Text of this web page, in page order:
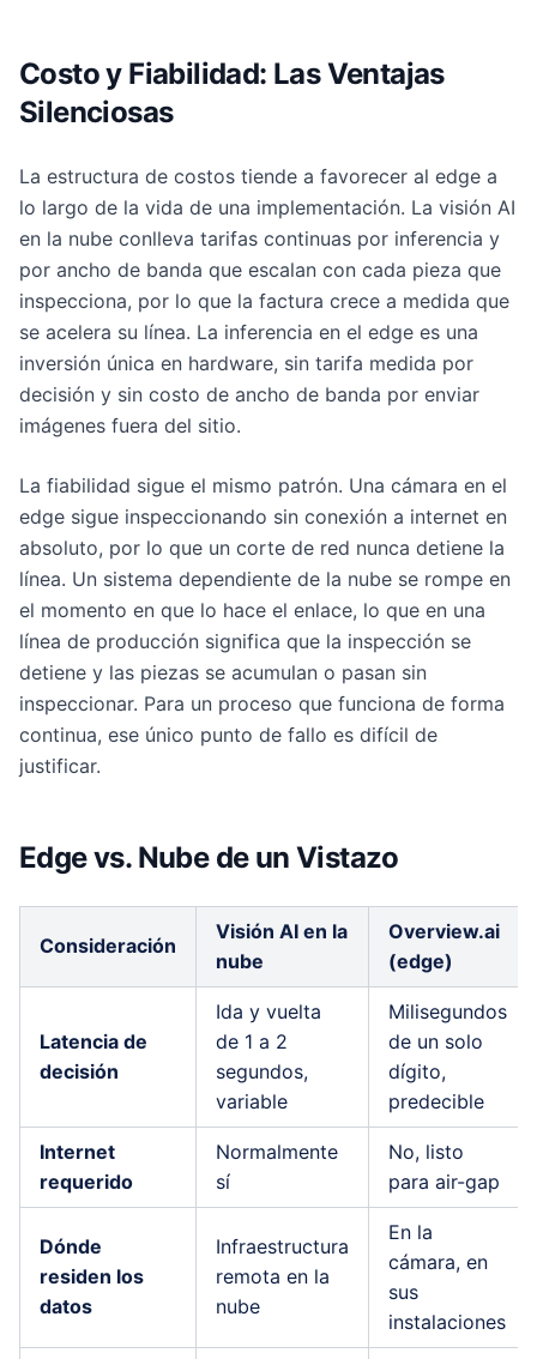
Costo y Fiabilidad: Las Ventajas
Silenciosas
La estructura de costos tiende a favorecer al edge a
lo largo de la vida de una implementación. La visión AI
en la nube conlleva tarifas continuas por inferencia y
por ancho de banda que escalan con cada pieza que
inspecciona, por lo que la factura crece a medida que
se acelera su línea. La inferencia en el edge es una
inversión única en hardware, sin tarifa medida por
decisión y sin costo de ancho de banda por enviar
imágenes fuera del sitio.
La fiabilidad sigue el mismo patrón. Una cámara en el
edge sigue inspeccionando sin conexión a internet en
absoluto, por lo que un corte de red nunca detiene la
línea. Un sistema dependiente de la nube se rompe en
el momento en que lo hace el enlace, lo que en una
línea de producción significa que la inspección se
detiene y las piezas se acumulan o pasan sin
inspeccionar. Para un proceso que funciona de forma
continua, ese único punto de fallo es difícil de
justificar.
Edge vs. Nube de un Vistazo
Consideración
Visión AI en la
nube
Overview.ai
(edge)
Latencia de
decisión
Ida y vuelta
de 1 a 2
segundos,
variable
Milisegundos
de un solo
dígito,
predecible
Internet
requerido
Normalmente
sí
No, listo
para air-gap
Dónde
residen los
datos
Infraestructura
remota en la
nube
En la
cámara, en
sus
instalaciones